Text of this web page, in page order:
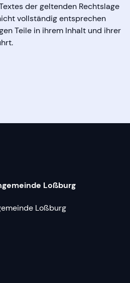
der geltenden Rechtslage
vollständig entsprechen
Teile in ihrem Inhalt und ihrer
Loßburg
Loßburg